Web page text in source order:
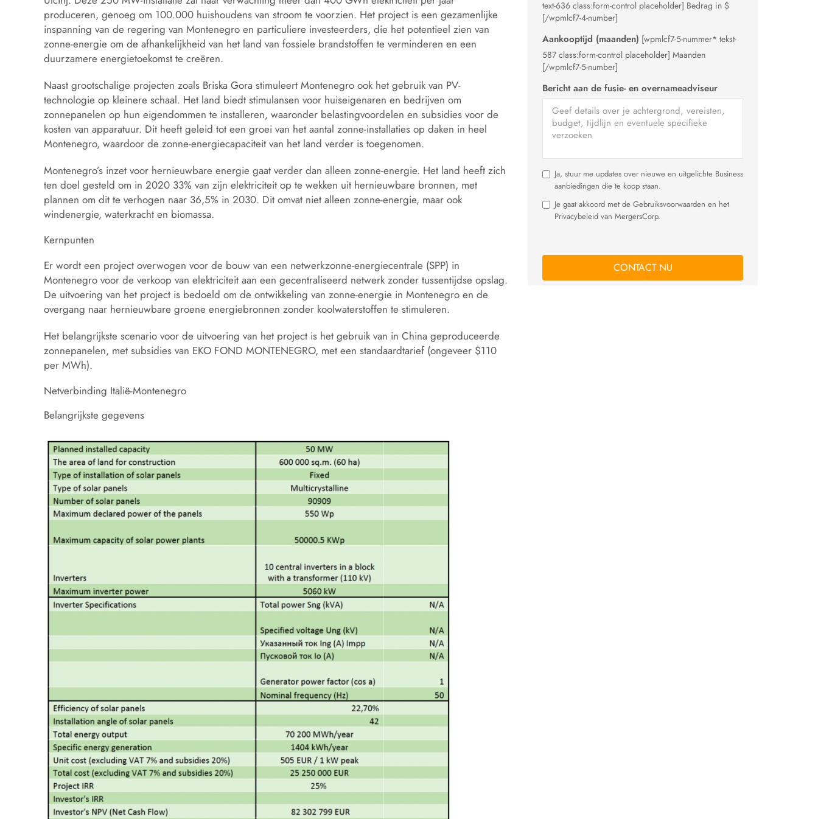
produceren, genoeg om 100.000 huishoudens van stroom te voorzien. Het project is een gezamenlijke
inspanning van de regering van Montenegro en particuliere investeerders, die het potentieel zien van
zonne-energie om de afhankelijkheid van het land van fossiele brandstoffen te verminderen en een
duurzamere energietoekomst te creëren.
Naast grootschalige projecten zoals Briska Gora stimuleert Montenegro ook het gebruik van PV-
technologie op kleinere schaal. Het land biedt stimulansen voor huiseigenaren en bedrijven om
zonnepanelen op hun eigendommen te installeren, waaronder belastingvoordelen en subsidies voor de
kosten van apparatuur. Dit heeft geleid tot een groei van het aantal zonne-installaties op daken in heel
Montenegro, waardoor de zonne-energiecapaciteit van het land verder is toegenomen.
Montenegro’s inzet voor hernieuwbare energie gaat verder dan alleen zonne-energie. Het land heeft zich
ten doel gesteld om in 2020 33% van zijn elektriciteit op te wekken uit hernieuwbare bronnen, met
plannen om dit te verhogen naar 36,5% in 2030. Dit omvat niet alleen zonne-energie, maar ook
windenergie, waterkracht en biomassa.
Kernpunten
Er wordt een project overwogen voor de bouw van een netwerkzonne-energiecentrale (SPP) in
Montenegro voor de verkoop van elektriciteit aan een gecentraliseerd netwerk zonder tussentijdse opslag.
De uitvoering van het project is bedoeld om de ontwikkeling van zonne-energie in Montenegro en de
overgang naar hernieuwbare groene energiebronnen zonder koolwaterstoffen te stimuleren.
Het belangrijkste scenario voor de uitvoering van het project is het gebruik van in China geproduceerde
zonnepanelen, met subsidies van EKO FOND MONTENEGRO, met een standaardtarief (ongeveer $110
per MWh).
Netverbinding Italië-Montenegro
Belangrijkste gegevens
text-636 class:form-control placeholder] Bedrag in $
[/wpmlcf7-4-number]
Aankooptijd (maanden) [wpmlcf7-5-nummer* tekst-
587 class:form-control placeholder] Maanden
[/wpmlcf7-5-number]
Bericht aan de fusie- en overnameadviseur
Ja, stuur me updates over nieuwe en uitgelichte Business
aanbiedingen die te koop staan.
Je gaat akkoord met de Gebruiksvoorwaarden en het
Privacybeleid van MergersCorp.